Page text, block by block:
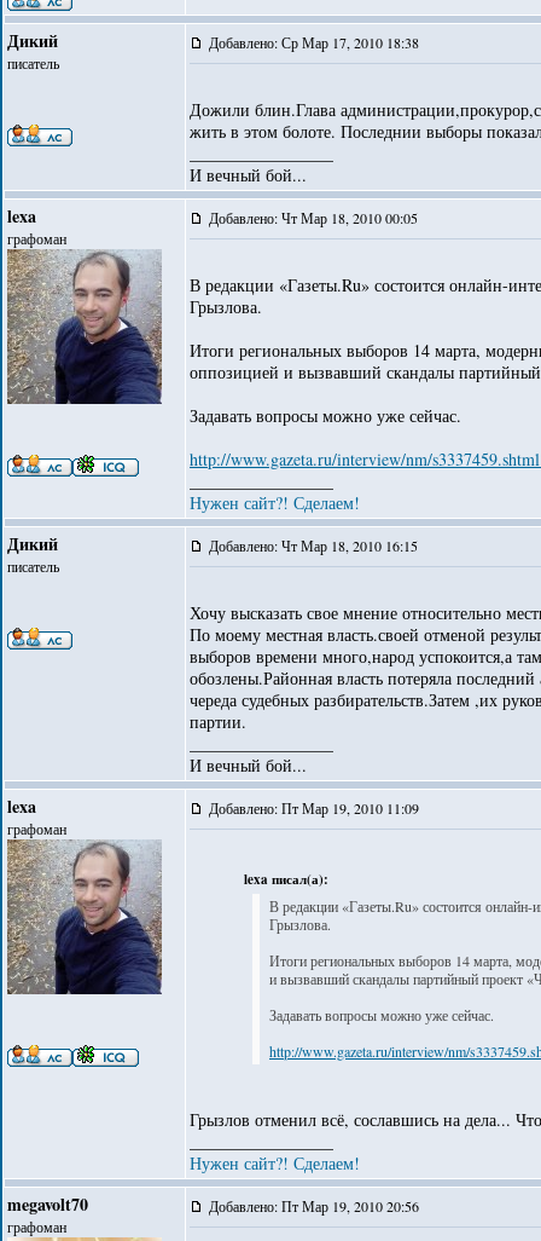
Дикий
писатель
Добавлено: Ср Мар 17, 2010 18:38
Дожили блин.Глава
жить в этом болоте. Последнии выборы
И вечный бой...
lexa
графоман
Добавлено: Чт Мар 18, 2010 00:05
В редакции «Газеты.Ru» состоится онлайн-
Грызлова.
Итоги региональных выборов 14 марта,
оппозицией и вызвавший скандалы
Задавать вопросы можно уже сейчас.
http://www.gazeta.ru/interview/nm/
Нужен сайт?! Сделаем!
Дикий
писатель
Добавлено: Чт Мар 18, 2010 16:15
Хочу высказать свое мнение относительно
По моему местная власть.своей отменой
выборов времени много,народ успокоится,а
обозлены.Районная власть потеряла
череда судебных разбирательств.Затем ,их
партии.
И вечный бой...
lexa
графоман
Добавлено: Пт Мар 19, 2010 11:09
lexa писал(а):
В редакции «Газеты.Ru» состоится
Грызлова.
Итоги региональных выборов 14 марта,
и вызвавший скандалы партийный проект
Задавать вопросы можно уже сейчас.
http://www.gazeta.ru/interview/nm/
Грызлов отменил всё, сославшись на дела...
Нужен сайт?! Сделаем!
megavolt70
графоман
Добавлено: Пт Мар 19, 2010 20:56